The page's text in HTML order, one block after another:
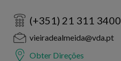
(+351) 21 311 3400
vieiradealmeida@vda.pt
Obter Direções